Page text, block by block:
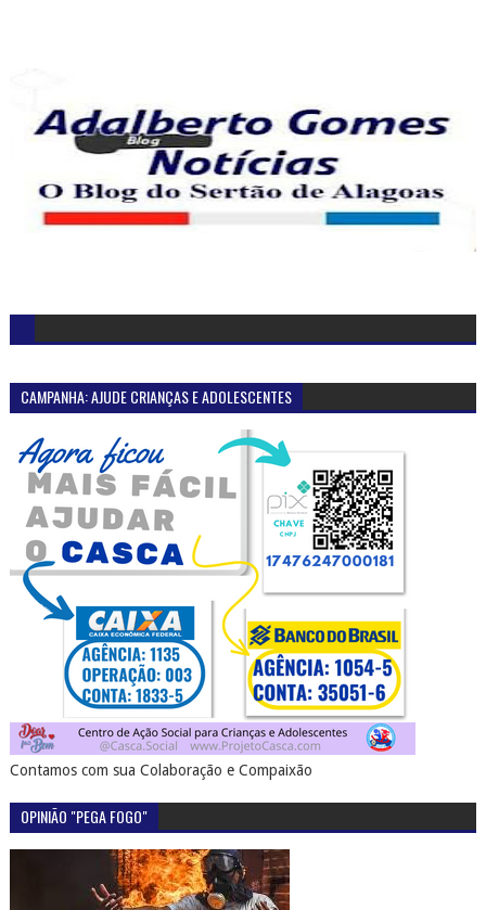
CAMPANHA: AJUDE CRIANÇAS E ADOLESCENTES
Contamos com sua Colaboração e Compaixão
OPINIÃO "PEGA FOGO"